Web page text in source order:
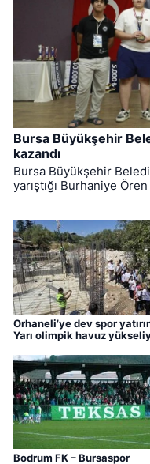
Bursa Büyükşehir
kazandı
Bursa Büyükşehir
yarıştığı Burhaniye
Orhaneli’ye dev spor
Yarı olimpik havuz
Bodrum FK – Bursaspor